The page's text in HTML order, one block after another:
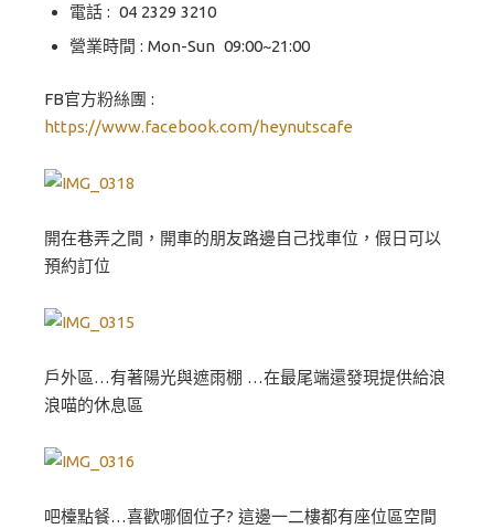
電話 : 04 2329 3210
營業時間 : Mon-Sun 09:00~21:00
FB官方粉絲團 :
https://www.facebook.com/heynutscafe
開在巷弄之間，開車的朋友路邊自己找車位，假日可以
預約訂位
戶外區…有著陽光與遮雨棚 …在最尾端還發現提供給浪
浪喵的休息區
吧檯點餐…喜歡哪個位子? 這邊一二樓都有座位區空間